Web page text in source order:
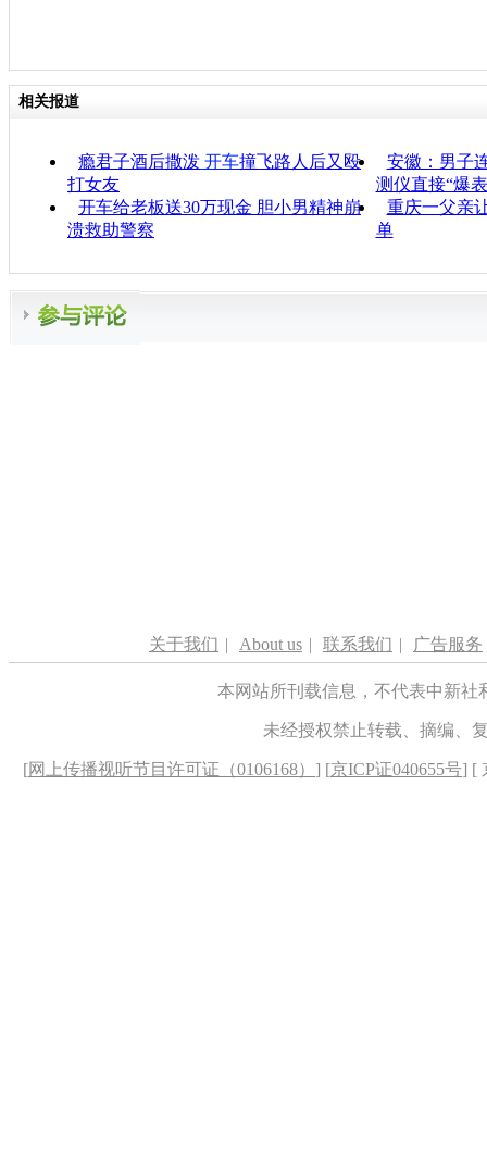
相关报道
瘾君子酒后撒泼 开车撞飞路人后又殴
打女友
安徽：男子
测仪直接“爆
开车给老板送30万现金 胆小男精神崩
溃救助警察
重庆一父亲
单
关于我们 | About us | 联系我们 | 广告服务
本网站所刊载信息，不代表中新
未经授权禁止转载、摘编、
[网上传播视听节目许可证（0106168） ] [京ICP证040655号] [